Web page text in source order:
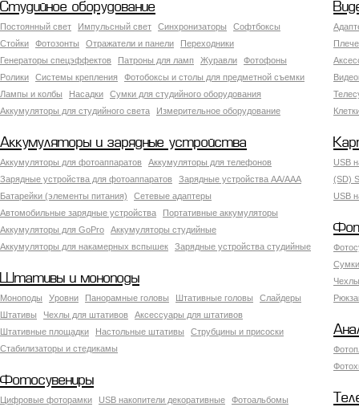
Студийное оборудование
Постоянный свет Импульсный свет Синхронизаторы
Софтбоксы
Стойки
Фотозонты Отражатели и панели
Переходники
Генераторы спецэффектов
Патроны для ламп Журавли
Фотофоны
Ролики
Системы крепления
Фотобоксы и столы для предметной съемки
Лампы и колбы
Насадки
Сумки для студийного оборудования
Аккумуляторы для студийного света
Измерительное оборудование
Аккумуляторы и зарядные устройства
Аккумуляторы для фотоаппаратов
Аккумуляторы для телефонов
Зарядные устройства для фотоаппаратов
Зарядные устройства AA/AAA
Батарейки (элементы питания)
Сетевые адаптеры
Автомобильные зарядные устройства
Портативные аккумуляторы
Аккумуляторы для GoPro
Аккумуляторы студийные
Аккумуляторы для накамерных вспышек
Зарядные устройства студийные
USB
(SD)
USB
Штативы и моноподы
Моноподы Уровни Панорамные головы Штативные головы
Слайдеры
Штативы
Чехлы для штативов
Аксессуары для штативов
Штативные площадки
Настольные штативы
Струбцины и присоски
Стабилизаторы и стедикамы
Фотосувениры
Цифровые фоторамки USB накопители декоративные
Фотоальбомы